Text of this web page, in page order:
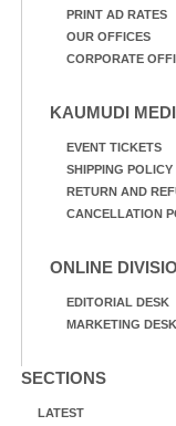
PRINT AD RATES
OUR OFFICES
CORPORATE
KAUMUDI
EVENT TICKETS
SHIPPING POLICY
RETURN AND
CANCELLATION
ONLINE
EDITORIAL DESK
MARKETING DESK
SECTIONS
LATEST